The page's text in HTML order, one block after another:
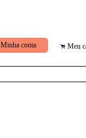
Minha conta . Meu